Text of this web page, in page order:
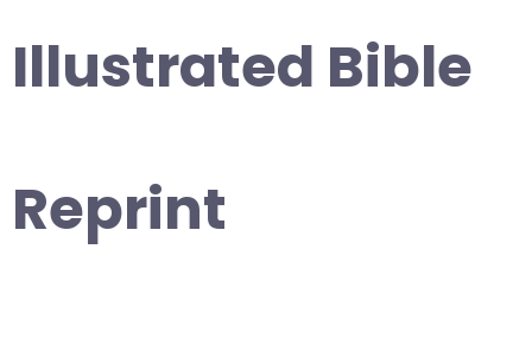
Illustrated Bible
Reprint